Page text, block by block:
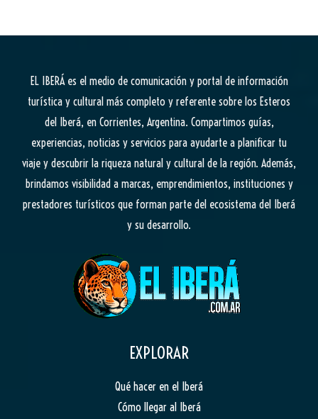
EL IBERÁes el medio de comunicación y portal de información
turística y cultural más completo y referente sobre los Esteros
del Iberá, en Corrientes, Argentina. Compartimos guías,
experiencias, noticias y servicios para ayudarte a planificar tu
viaje y descubrir la riqueza natural y cultural de la región. Además,
brindamos visibilidad a marcas, emprendimientos, instituciones y
prestadores turísticos que forman parte del ecosistema del Iberá
y su desarrollo.
EXPLORAR
Qué hacer en el Iberá
Cómo llegar al Iberá